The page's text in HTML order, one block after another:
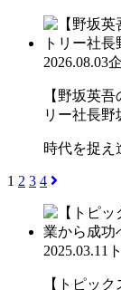
2026.08.03
【野坂英
リー社長野
時代を捉え
1 2 3 4
2025.03.11
【トピッ